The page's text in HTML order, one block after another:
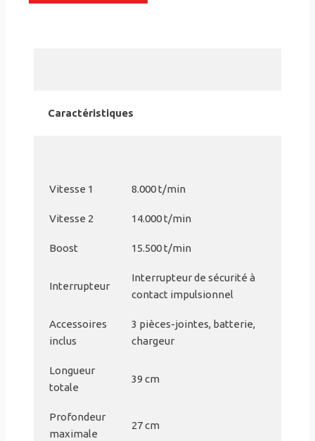
Caractéristiques
Vitesse 1 8.000 t/min
Vitesse 2 14.000 t/min
Boost 15.500 t/min
Interrupteur
Interrupteur de sécurité à
contact impulsionnel
Accessoires
inclus
3 pièces-jointes, batterie,
chargeur
Longueur
totale
39 cm
Profondeur
maximale
27 cm